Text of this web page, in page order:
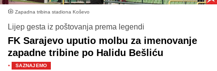
Zapadna tribina stadiona Koševo
Lijep gesta iz poštovanja prema legendi
FK Sarajevo uputio molbu za imenovanje
zapadne tribine po Halidu Bešliću
· SAZNAJEMO